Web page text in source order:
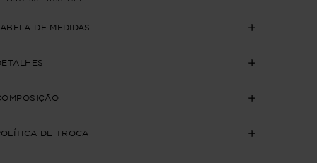
DE MEDIDAS
DE TROCA